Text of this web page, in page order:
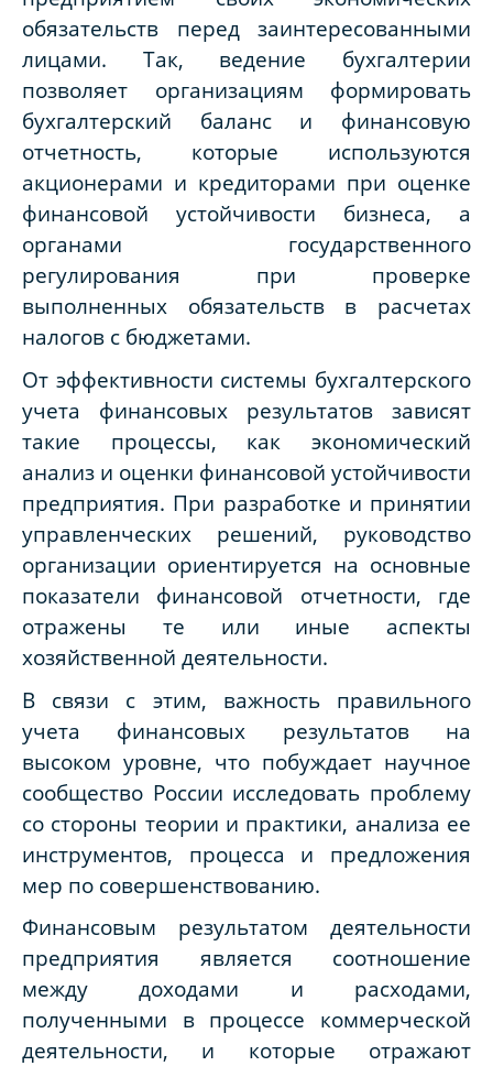
обязательств перед заинтересованными
лицами. Так, ведение бухгалтерии
позволяет организациям формировать
бухгалтерский баланс и финансовую
отчетность, которые используются
акционерами и кредиторами при оценке
финансовой устойчивости бизнеса, а
органами государственного
регулирования при проверке
выполненных обязательств в расчетах
налогов с бюджетами.
От эффективности системы бухгалтерского
учета финансовых результатов зависят
такие процессы, как экономический
анализ и оценки финансовой устойчивости
предприятия. При разработке и принятии
управленческих решений, руководство
организации ориентируется на основные
показатели финансовой отчетности, где
отражены те или иные аспекты
хозяйственной деятельности.
В связи с этим, важность правильного
учета финансовых результатов на
высоком уровне, что побуждает научное
сообщество России исследовать проблему
со стороны теории и практики, анализа ее
инструментов, процесса и предложения
мер по совершенствованию.
Финансовым результатом деятельности
предприятия является соотношение
между доходами и расходами,
полученными в процессе коммерческой
деятельности, и которые отражают